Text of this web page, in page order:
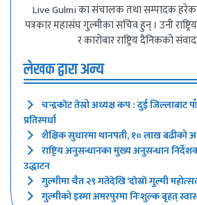
Live Gulmi का संचालक तथा सम्पादक
पत्रकार महासंघ गुल्मीका सचिव हुन् । उनी
र कारोबार राष्ट्रिय दैनिकको
लेखक द्वारा अन्य
चन्द्रकाेट तेस्रो अध्यक्ष कप : दुई जिल्लाबाट
प्रतिस्पर्धा
शैक्षिक सुधारमा थानपती, १० लाख बढीको
राष्ट्रिय अनुसन्धानका मुख्य अनुसन्धान
उद्धाटन
गुल्मीमा चैत २९ गतेदेखि ‘दाेस्राे गुल्मी
गुल्मीको इस्मा अमरपुरमा निःशुल्क बृहत्